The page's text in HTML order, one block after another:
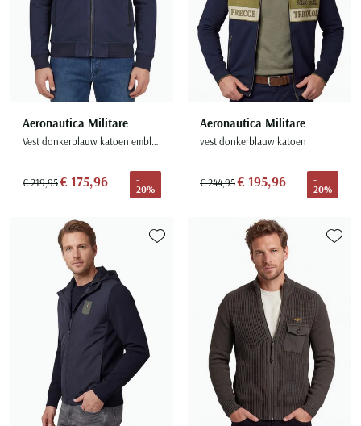
Aeronautica Militare
Vest donkerblauw katoen emblemen
€ 219,95€ 175,96
-
20%
Aeronautica Militare
vest donkerblauw katoen
€ 244,95€ 195,96
-
20%
Toevoegen aan favorieten